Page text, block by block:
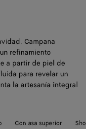
Campana
refinamiento
a partir de piel de
para revelar un
la artesanía integral
Con asa superior